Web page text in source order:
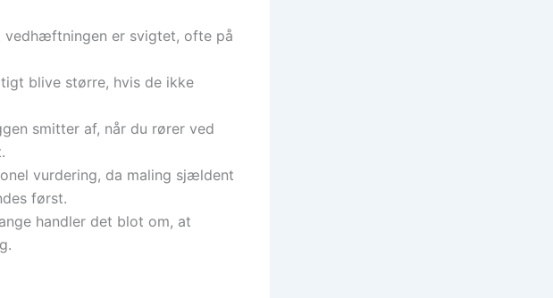
vedhæftningen er svigtet, ofte på
blive større, hvis de ikke
smitter af, når du rører ved
vurdering, da maling sjældent
først.
handler det blot om, at